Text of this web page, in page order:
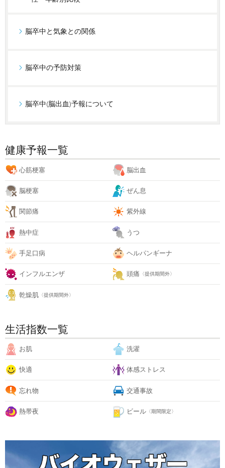
脳卒中と気象との関係
脳卒中の予防対策
脳卒中(脳出血)予報について
健康予報一覧
心筋梗塞 脳出血
脳梗塞 ぜん息
関節痛 紫外線
熱中症 うつ
手足口病 ヘルパンギーナ
インフルエンザ 頭痛 〈提供期間外〉
乾燥肌 〈提供期間外〉
生活指数一覧
お肌 洗濯
快適 体感ストレス
忘れ物 交通事故
熱帯夜 ビール 〈期間限定〉